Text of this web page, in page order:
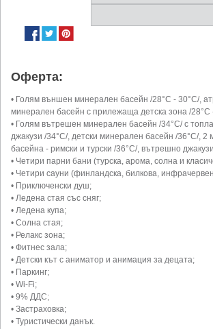
Оферта:
• Голям външен минерален басейн /28°C - 30°C/,
минерален басейн с прилежаща детска зона /28°C
• Голям вътрешен минерален басейн /34°C/ с
джакузи /34°C/, детски минерален басейн /36°C/, 2
басейна - римски и турски /36°C/, вътрешно
• Четири парни бани (турска, арома, солна и
• Четири сауни (финландска, билкова,
• Приключенски душ;
• Ледена стая със сняг;
• Ледена купа;
• Солна стая;
• Релакс зона;
• Фитнес зала;
• Детски кът с аниматор и анимация за децата;
• Паркинг;
• Wi-Fi;
• 9% ДДС;
• Застраховка;
• Туристически данък.